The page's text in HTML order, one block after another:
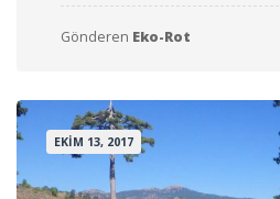
PROJESI
HAKKINDA”
Gönderen Eko-Rot
EKIM 13, 2017